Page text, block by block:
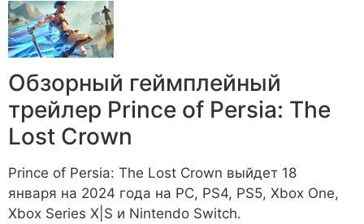
Обзорный геймплейный
трейлер Prince of Persia: The
Lost Crown
Prince of Persia: The Lost Crown выйдет 18
января на 2024 года на PC, PS4, PS5, Xbox One,
Xbox Series X|S и Nintendo Switch.